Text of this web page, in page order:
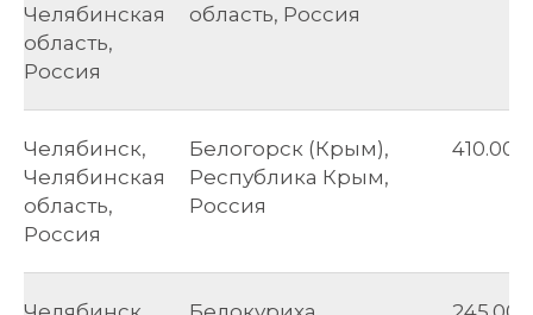
Челябинская
область,
Россия
область, Россия
Челябинск,
Челябинская
область,
Россия
Белогорск (Крым),
Республика Крым,
Россия
410.00